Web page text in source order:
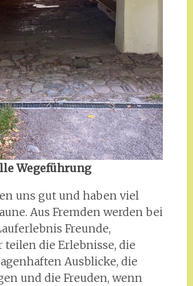
Wegeführung
uns gut und haben viel
Aus Fremden werden bei
Freunde,
teilen die Erlebnisse, die
Ausblicke, die
und die Freuden, wenn